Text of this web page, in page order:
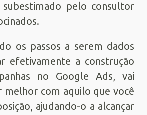
pelo consultor
os passos a serem dados
efetivamente a construção
no Google Ads, vai
melhor com aquilo que você
ajudando-o a alcançar